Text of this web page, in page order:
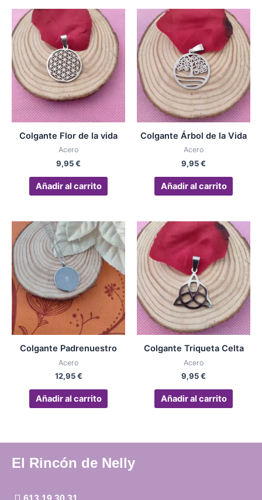
Colgante Flor de la vida
Acero
9,95€
Añadir al carrito
Colgante Árbol de la Vida
Acero
9,95€
Añadir al carrito
Colgante Padrenuestro
Acero
12,95€
Añadir al carrito
Colgante Triqueta Celta
Acero
9,95€
Añadir al carrito
El Rincón de Nelly